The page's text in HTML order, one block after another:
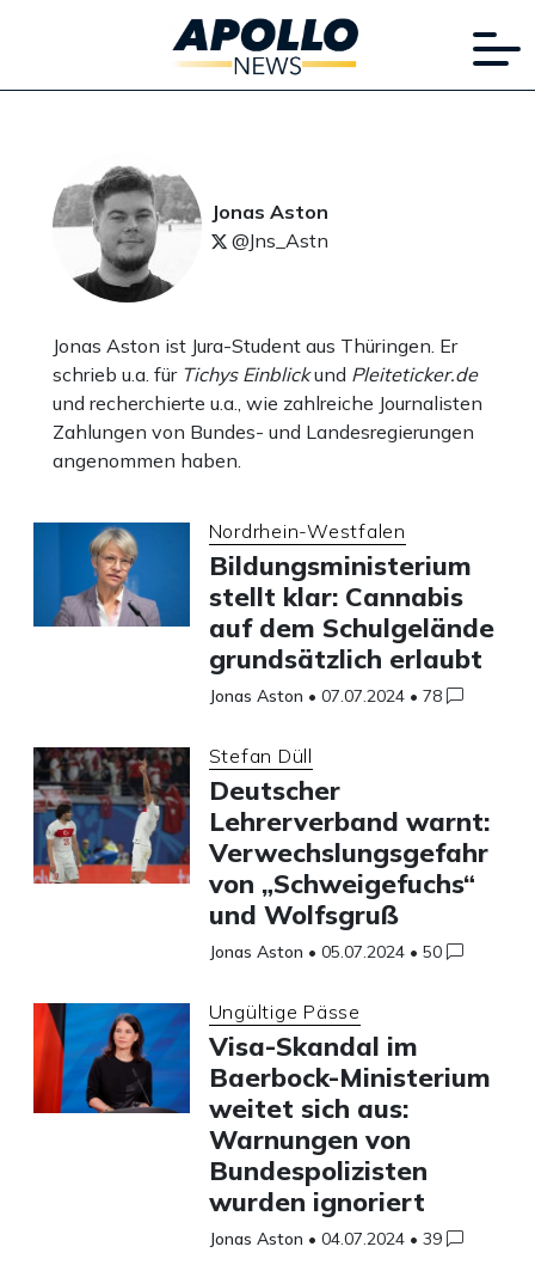
Jonas Aston
@Jns_Astn
Jonas Aston ist Jura-Student aus Thüringen. Er
schrieb u.a. für Tichys Einblickund Pleiteticker.de
und recherchierte u.a., wie zahlreiche Journalisten
Zahlungen von Bundes- und Landesregierungen
angenommen haben.
Nordrhein-Westfalen
Bildungsministerium
stellt klar: Cannabis
auf dem Schulgelände
grundsätzlich erlaubt
Jonas Aston • 07.07.2024 • 78
Stefan Düll
Deutscher
Lehrerverband warnt:
Verwechslungsgefahr
von „Schweigefuchs“
und Wolfsgruß
Jonas Aston • 05.07.2024 • 50
Ungültige Pässe
Visa-Skandal im
Baerbock-Ministerium
weitet sich aus:
Warnungen von
Bundespolizisten
wurden ignoriert
Jonas Aston • 04.07.2024 • 39